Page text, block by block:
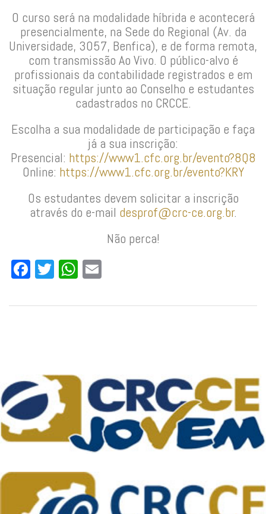
O curso será na modalidade híbrida e acontecerá
presencialmente, na Sede do Regional (Av. da
Universidade, 3057, Benfica), e de forma remota,
com transmissão Ao Vivo. O público-alvo é
profissionais da contabilidade registrados e em
situação regular junto ao Conselho e estudantes
cadastrados no CRCCE.
Escolha a sua modalidade de participação e faça
já a sua inscrição:
Presencial: https://www1.cfc.org.br/evento?8Q8
Online: https://www1.cfc.org.br/evento?KRY
Os estudantes devem solicitar a inscrição
através do e-mail desprof@crc-ce.org.br.
Não perca!
Facebook
TwitterWhatsApp